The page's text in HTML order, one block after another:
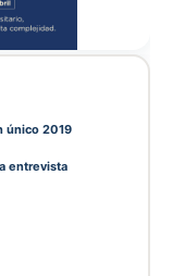
único 2019
entrevista